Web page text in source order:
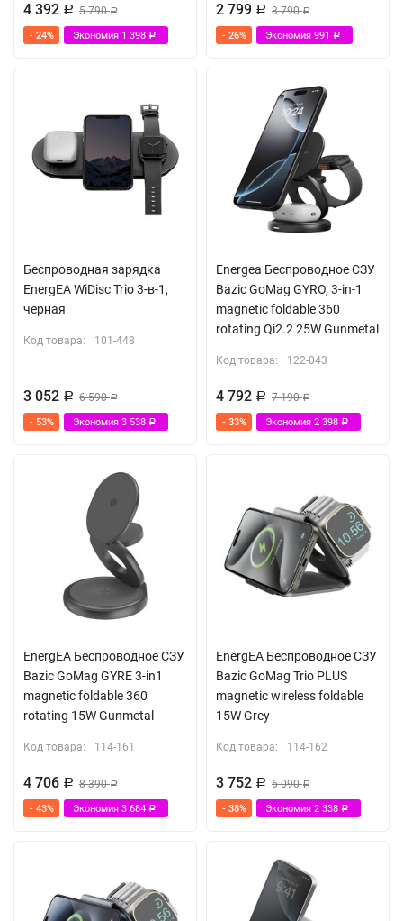
4 392 Р 5 790Р
- 24% Экономия 1 398 Р
2 799 Р 3 790Р
- 26% Экономия 991 Р
Беспроводная зарядка
EnergEA WiDisc Trio 3-в-1,
черная
Код товара: 101-448
3 052 Р 6 590Р
- 53% Экономия 3 538 Р
Energea Беспроводное СЗУ
Bazic GoMag GYRO, 3-in-1
magnetic foldable 360
rotating Qi2.2 25W Gunmetal
Код товара: 122-043
4 792 Р 7 190Р
- 33% Экономия 2 398 Р
EnergEA Беспроводное СЗУ
Bazic GoMag GYRE 3-in1
magnetic foldable 360
rotating 15W Gunmetal
Код товара: 114-161
4 706 Р 8 390Р
- 43% Экономия 3 684 Р
EnergEA Беспроводное СЗУ
Bazic GoMag Trio PLUS
magnetic wireless foldable
15W Grey
Код товара: 114-162
3 752 Р 6 090Р
- 38% Экономия 2 338 Р